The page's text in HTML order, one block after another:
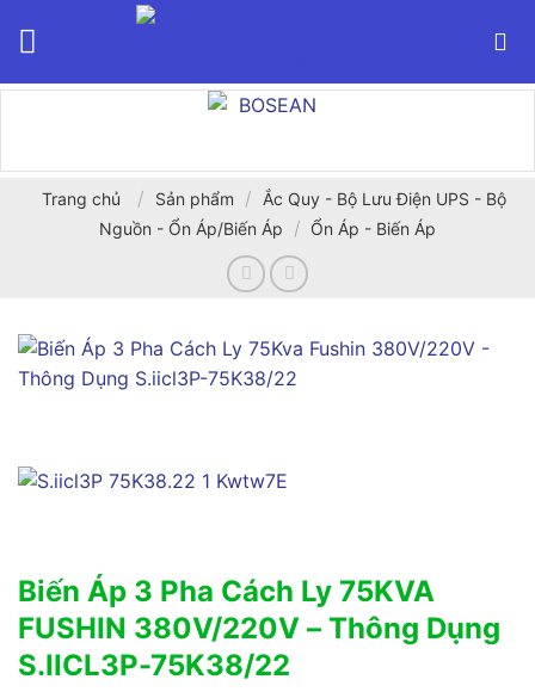
Trang chủ / Sản phẩm /
Ắc Quy - Bộ Lưu Điện UPS - Bộ
Nguồn - Ổn Áp/Biến Áp
/ Ổn Áp - Biến Áp
Biến Áp 3 Pha Cách Ly 75KVA
FUSHIN 380V/220V – Thông Dụng
S.IICL3P-75K38/22